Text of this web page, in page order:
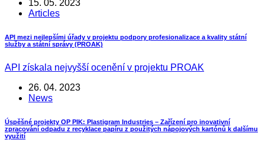
15. 05. 2023
Articles
API mezi nejlepšími úřady v projektu podpory profesionalizace a kvality státní
služby a státní správy (PROAK)
API získala nejvyšší ocenění v projektu PROAK
26. 04. 2023
News
Úspěšné projekty OP PIK: Plastigram Industries – Zařízení pro inovativní
zpracování odpadu z recyklace papíru z použitých nápojových kartónů k dalšímu
využití